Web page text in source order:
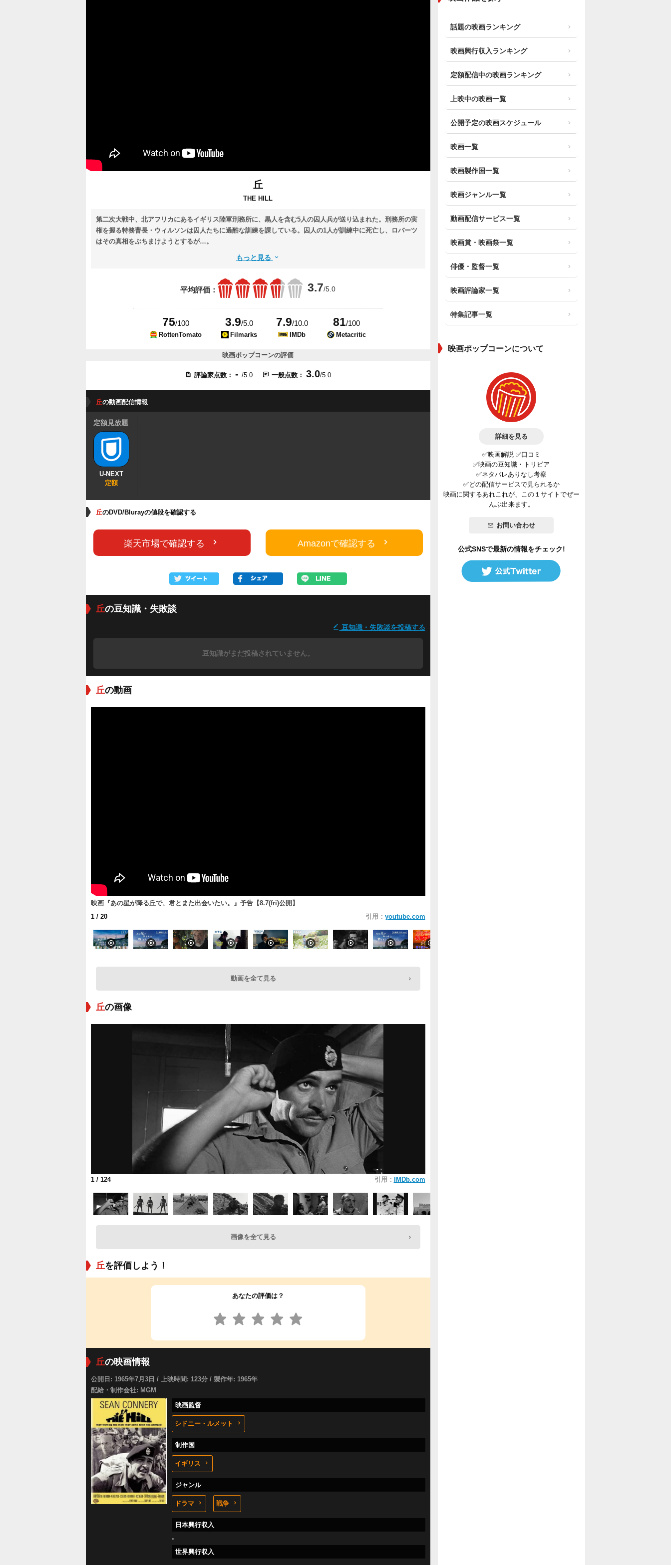
丘
THE HILL
第二次大戦中、北アフリカにあるイギリス陸軍刑務所に、黒人を含む5人の囚人兵が送り込まれた。刑務所の実
権を握る特務曹長・ウィルソンは囚人たちに過酷な訓練を課している。囚人の1人が訓練中に死亡し、ロバーツ
はその真相をぶちまけようとするが…。
もっと見る
平均評価： 3.7/5.0
75/100
RottenTomato
3.9/5.0
Filmarks
7.9/10.0
IMDb
81/100
Metacritic
映画ポップコーンの評価
評論家点数： - /5.0 一般点数： 3.0/5.0
丘の動画配信情報
定額見放題
U-NEXT
定額
丘のDVD/Blurayの値段を確認する
楽天市場で確認する Amazonで確認する
丘の豆知識・失敗談
豆知識・失敗談を投稿する
豆知識がまだ投稿されていません。
丘の動画
映画『あの星が降る丘で、君とまた出会いたい。』予告【8.7(fri)公開】
1 / 20 引用： youtube.com
動画を全て見る
丘の画像
1 / 124 引用： IMDb.com
画像を全て見る
丘を評価しよう！
あなたの評価は？
丘の映画情報
公開日: 1965年7月3日 / 上映時間: 123分 / 製作年: 1965年
配給・制作会社: MGM
映画監督
シドニー・ルメット
制作国
イギリス
ジャンル
ドラマ 戦争
日本興行収入
-
世界興行収入
話題の映画ランキング
映画興行収入ランキング
定額配信中の映画ランキング
上映中の映画一覧
公開予定の映画スケジュール
映画一覧
映画製作国一覧
映画ジャンル一覧
動画配信サービス一覧
映画賞・映画祭一覧
俳優・監督一覧
映画評論家一覧
特集記事一覧
映画ポップコーンについて
詳細を見る
✅映画解説 ✅口コミ
✅映画の豆知識・トリビア
✅ネタバレありなし考察
✅どの配信サービスで見られるか
映画に関するあれこれが、この１サイトでぜー
んぶ出来ます。
お問い合わせ
公式SNSで最新の情報をチェック!